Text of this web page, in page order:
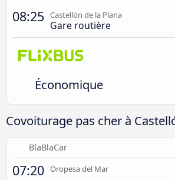
08:25 Castellón de la Plana
Gare routière
Économique
Covoiturage pas cher à
BlaBlaCar
07:20 Oropesa del Mar